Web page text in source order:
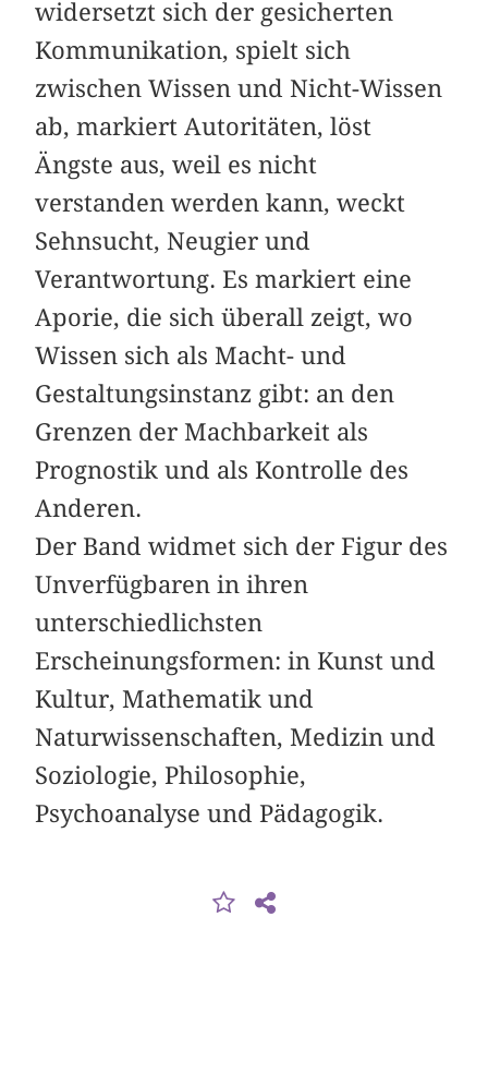
widersetzt sich der gesicherten
Kommunikation, spielt sich
zwischen Wissen und Nicht-Wissen
ab, markiert Autoritäten, löst
Ängste aus, weil es nicht
verstanden werden kann, weckt
Sehnsucht, Neugier und
Verantwortung. Es markiert eine
Aporie, die sich überall zeigt, wo
Wissen sich als Macht- und
Gestaltungsinstanz gibt: an den
Grenzen der Machbarkeit als
Prognostik und als Kontrolle des
Anderen.
Der Band widmet sich der Figur des
Unverfügbaren in ihren
unterschiedlichsten
Erscheinungsformen: in Kunst und
Kultur, Mathematik und
Naturwissenschaften, Medizin und
Soziologie, Philosophie,
Psychoanalyse und Pädagogik.